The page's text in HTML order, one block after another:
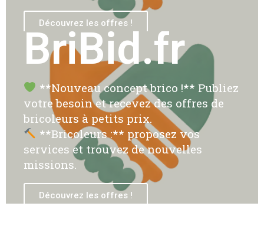
Découvrez les offres !
BriBid.fr
**Nouveau concept brico !** Publiez
votre besoin et recevez des offres de
bricoleurs à petits prix.
**Bricoleurs :** proposez vos
services et trouvez de nouvelles
missions.
Découvrez les offres !